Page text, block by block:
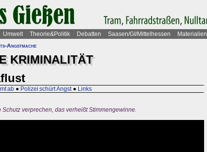
Umwelt Theorie&Politik Debatten Saasen/GI/Mittelhessen Materialien
Angstmache
KRIMINALITÄT
ab ● Polizei schürt Angst ● Links
verprechen, das verheißt Stimmengewinne.